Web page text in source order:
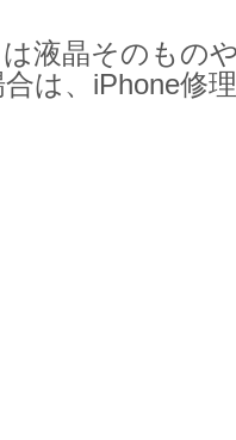
液晶そのもの
は、iPhone修